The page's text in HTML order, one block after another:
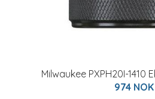
Milwaukee PXPH20I-1410
974 NOK